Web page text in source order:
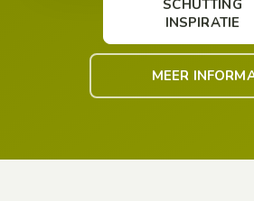
SCHUTTING
INSPIRATIE
MEER